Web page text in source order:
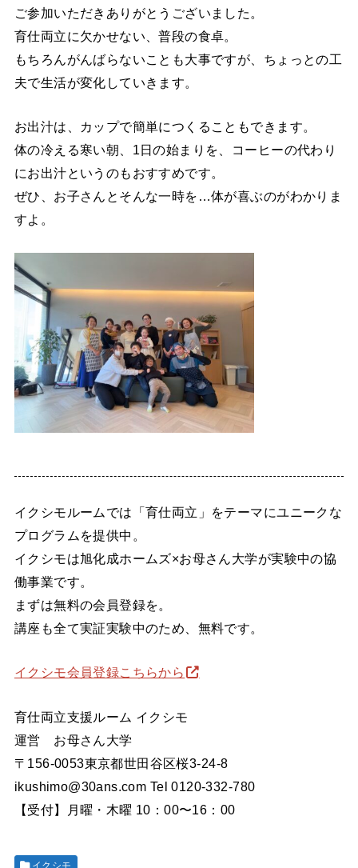
ご参加いただきありがとうございました。
育仕両立に欠かせない、普段の食卓。
もちろんがんばらないことも大事ですが、ちょっとの工
夫で生活が変化していきます。
お出汁は、カップで簡単につくることもできます。
体の冷える寒い朝、1日の始まりを、コーヒーの代わり
にお出汁というのもおすすめです。
ぜひ、お子さんとそんな一時を…体が喜ぶのがわかりま
すよ。
イクシモルームでは「育仕両立」をテーマにユニークな
プログラムを提供中。
イクシモは旭化成ホームズ×お母さん大学が実験中の協
働事業です。
まずは無料の会員登録を。
講座も全て実証実験中のため、無料です。
イクシモ会員登録こちらから
育仕両立支援ルーム イクシモ
運営 お母さん大学
〒156-0053東京都世田谷区桜3-24-8
ikushimo@30ans.com Tel 0120-332-780
【受付】月曜・木曜 10：00〜16：00
イクシモ